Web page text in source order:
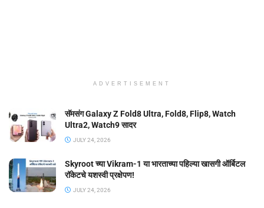
ADVERTISEMENT
सॅमसंग Galaxy Z Fold8 Ultra, Fold8, Flip8, Watch
Ultra2, Watch9 सादर
JULY 24, 2026
Skyroot च्या Vikram-1 या भारताच्या पहिल्या खासगी ऑर्बिटल
रॉकेटचे यशस्वी प्रक्षेपण!
JULY 24, 2026